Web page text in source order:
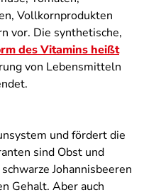
Vollkornprodukten
vor. Die synthetische,
des Vitamins heißt
von Lebensmitteln
und fördert die
sind Obst und
Johannisbeeren
Gehalt. Aber auch